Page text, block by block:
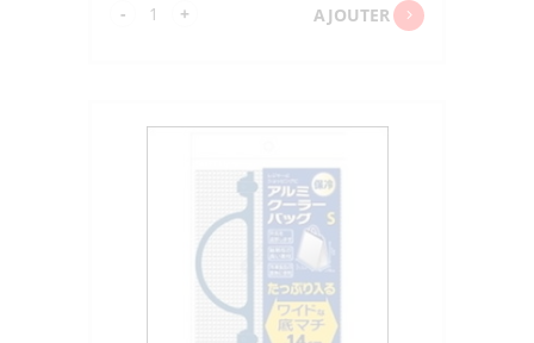
-
quantité
BAG
30X17X33CM
+ AJOUTER